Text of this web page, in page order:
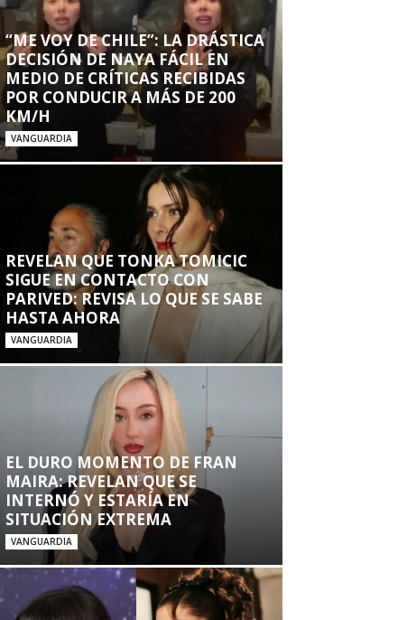
“ME VOY DE CHILE”: LA DRÁSTICA
DECISIÓN DE NAYA FÁCIL EN
MEDIO DE CRÍTICAS RECIBIDAS
POR CONDUCIR A MÁS DE 200
KM/H
VANGUARDIA
REVELAN QUE TONKA TOMICIC
SIGUE EN CONTACTO CON
PARIVED: REVISA LO QUE SE SABE
HASTA AHORA
VANGUARDIA
EL DURO MOMENTO DE FRAN
MAIRA: REVELAN QUE SE
INTERNÓ Y ESTARÍA EN
SITUACIÓN EXTREMA
VANGUARDIA